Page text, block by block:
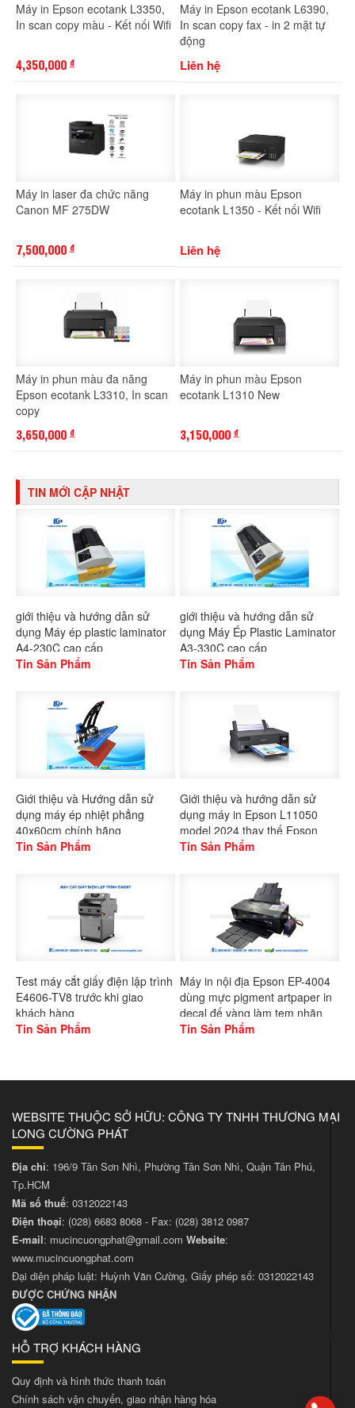
Máy in Epson ecotank L3350,
In scan copy màu - Kết nối Wifi
4,350,000 đ
Máy in Epson ecotank L6390,
In scan copy fax - in 2 mặt tự
động
Liên hệ
Máy in laser đa chức năng
Canon MF 275DW
7,500,000 đ
Máy in phun màu Epson
ecotank L1350 - Kết nối Wifi
Liên hệ
Máy in phun màu đa năng
Epson ecotank L3310, In scan
copy
3,650,000 đ
Máy in phun màu Epson
ecotank L1310 New
3,150,000 đ
TIN MỚI CẬP NHẬT
giới thiệu và hướng dẫn sử
dụng Máy ép plastic laminator
A4-230C cao cấp
Tin Sản Phẩm
giới thiệu và hướng dẫn sử
dụng Máy Ép Plastic Laminator
A3-330C cao cấp
Tin Sản Phẩm
Giới thiệu và Hướng dẫn sử
dụng máy ép nhiệt phẳng
40x60cm chính hãng
Gaoshang
Tin Sản Phẩm
Giới thiệu và hướng dẫn sử
dụng máy in Epson L11050
model 2024 thay thế Epson
L1300
Tin Sản Phẩm
Test máy cắt giấy điện lập trình
E4606-TV8 trước khi giao
khách hàng
Tin Sản Phẩm
Máy in nội địa Epson EP-4004
dùng mực pigment artpaper in
decal đế vàng làm tem nhãn
Tin Sản Phẩm
WEBSITE THUỘC SỞ HỮU: CÔNG TY TNHH THƯƠNG MẠI
LONG CƯỜNG PHÁT
Địa chỉ: 196/9 Tân Sơn Nhì, Phường Tân Sơn Nhì, Quận Tân Phú,
Tp.HCM
Mã số thuế: 0312022143
Điện thoại: (028) 6683 8068 - Fax: (028) 3812 0987
E-mail: mucincuongphat@gmail.com Website:
www.mucincuongphat.com
Đại diện pháp luật: Huỳnh Văn Cường, Giấy phép số: 0312022143
ĐƯỢC CHỨNG NHẬN
HỖ TRỢ KHÁCH HÀNG
Quy định và hình thức thanh toán
Chính sách vận chuyển, giao nhận hàng hóa